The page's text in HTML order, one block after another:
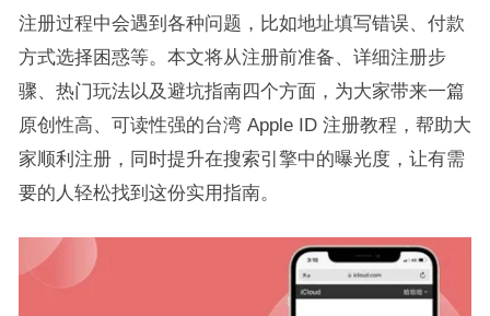
注册过程中会遇到各种问题，比如地址填写错误、付款
方式选择困惑等。本文将从注册前准备、详细注册步
骤、热门玩法以及避坑指南四个方面，为大家带来一篇
原创性高、可读性强的台湾 Apple ID 注册教程，帮助大
家顺利注册，同时提升在搜索引擎中的曝光度，让有需
要的人轻松找到这份实用指南。​